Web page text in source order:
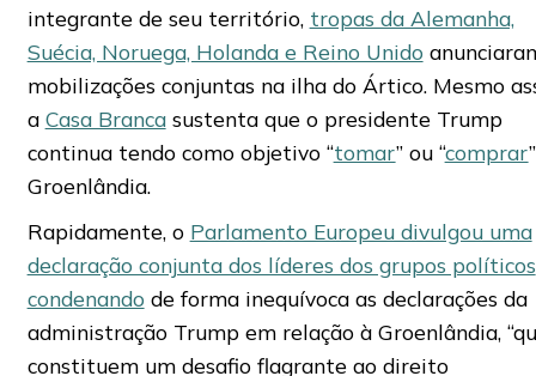
integrante de seu território, tropas da Alemanha,
Suécia, Noruega, Holanda e Reino Unido
mobilizações conjuntas na ilha do Ártico. Mesmo
a Casa Brancasustenta que o presidente Trump
continua tendo como objetivo “tomar” ou “comprar
Groenlândia.
Rapidamente, o Parlamento Europeu divulgou uma
declaração conjunta dos líderes dos grupos políticos
condenando de forma inequívoca as declarações da
administração Trump em relação à Groenlândia,
constituem um desafio flagrante ao direito